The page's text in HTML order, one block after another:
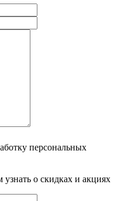
персональных
о скидках и акциях